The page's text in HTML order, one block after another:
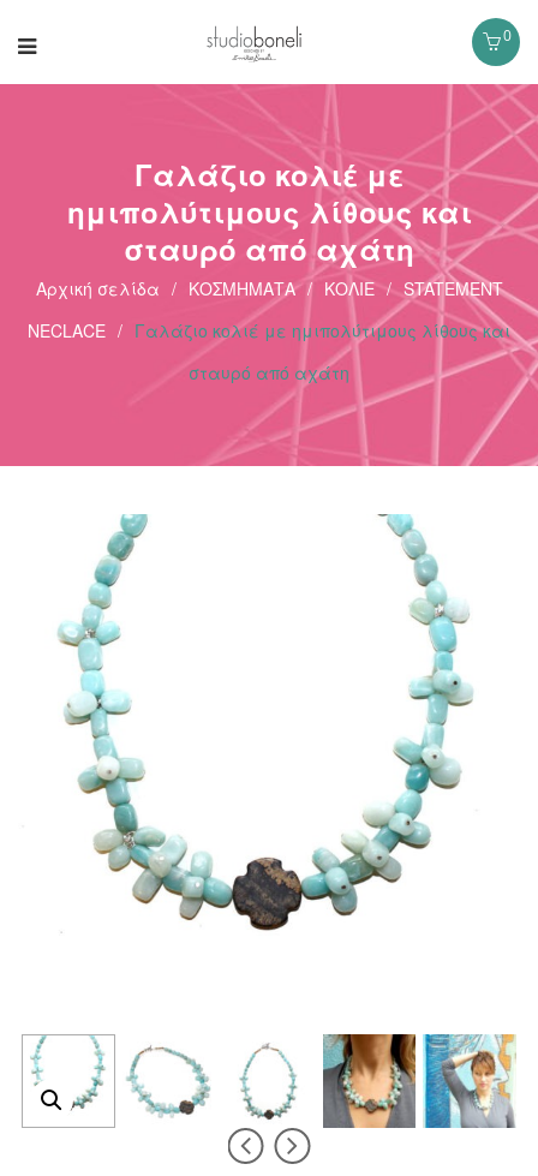
0
Γαλάζιο κολιέ με
ημιπολύτιμους λίθους και
σταυρό από αχάτη
Αρχική σελίδα / ΚΟΣΜΗΜΑΤΑ / ΚΟΛΙΕ / STATEMENT
NECLACE / Γαλάζιο κολιέ με ημιπολύτιμους λίθους και
σταυρό από αχάτη